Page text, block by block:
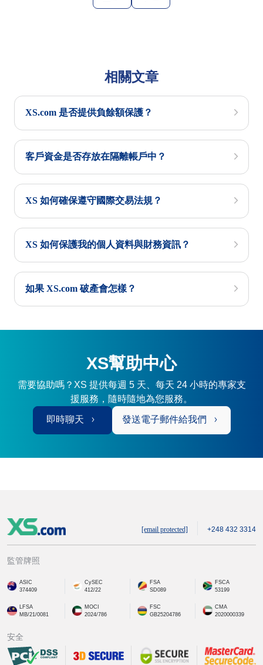
相關文章
XS.com 是否提供負餘額保護？
客戶資金是否存放在隔離帳戶中？
XS 如何確保遵守國際交易法規？
XS 如何保護我的個人資料與財務資訊？
如果 XS.com 破產會怎樣？
XS幫助中心
需要協助嗎？XS 提供每週 5 天、每天 24 小時的專家支
援服務，隨時隨地為您服務。
即時聊天 發送電子郵件給我們
[email protected] +248 432 3314
監管牌照
ASIC
374409
CySEC
412/22
FSA
SD089
FSCA
53199
LFSA
MB/21/0081
MOCI
2024/786
FSC
GB25204786
CMA
2020000339
安全